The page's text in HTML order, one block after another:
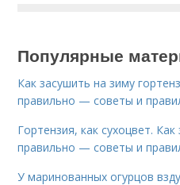
Популярные
Как засушить на зиму
правильно — советы и
Гортензия, как сухоцвет.
правильно — советы и
У маринованных огурцов